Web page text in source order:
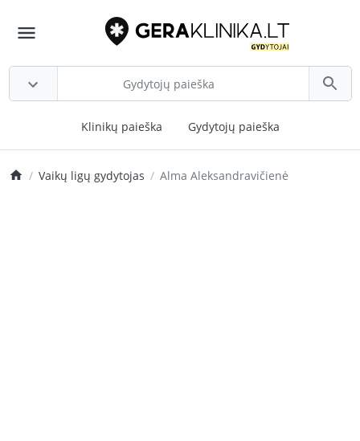
Klinikų paieška Gydytojų paieška
Vaikų ligų gydytojas Alma Aleksandravičienė